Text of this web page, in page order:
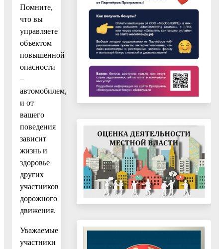
Помните,
что вы
управляете
объектом
повышенной
опасности
–
автомобилем,
и от
вашего
поведения
зависит
жизнь и
здоровье
других
участников
дорожного
движения.
Уважаемые
участники